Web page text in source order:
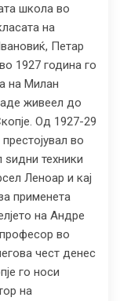
школа во
на
Петар
1927 година го
на Милан
живеел до
Од 1927-29
во
ѕидни техники
Леноар и кај
применета
на Андре
во
чест денес
го носи
на